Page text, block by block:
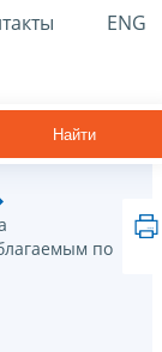
ENG
Найти
по